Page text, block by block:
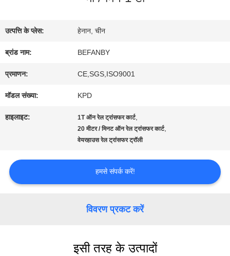
गुणवत्ता
नियंत्रण
संपर्क
समाचार
उत्पत्ति के प्लेस: हेनान, चीन
ब्रांड नाम: BEFANBY
प्रमाणन: CE,SGS,ISO9001
मॉडल संख्या: KPD
हाइलाइट: 1T ऑन रेल ट्रांसफर कार्ट,
20 मीटर / मिनट ऑन रेल ट्रांसफर कार्ट,
वेयरहाउस रेल ट्रांसफर ट्रॉली
हमसे संपर्क करें!
विवरण प्रकट करें
इसी तरह के उत्पादों